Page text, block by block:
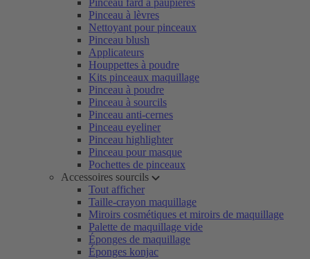
Pinceau fard à paupières
Pinceau à lèvres
Nettoyant pour pinceaux
Pinceau blush
Applicateurs
Houppettes à poudre
Kits pinceaux maquillage
Pinceau à poudre
Pinceau à sourcils
Pinceau anti-cernes
Pinceau eyeliner
Pinceau highlighter
Pinceau pour masque
Pochettes de pinceaux
Accessoires sourcils
Tout afficher
Taille-crayon maquillage
Miroirs cosmétiques et miroirs de maquillage
Palette de maquillage vide
Éponges de maquillage
Éponges konjac